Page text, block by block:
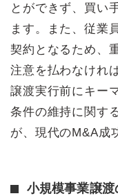
とができず、買い
ます。また、従業
契約となるため、
注意を払わなけれ
譲渡実行前にキー
条件の維持に関す
が、現代のM&A成
小規模事業譲